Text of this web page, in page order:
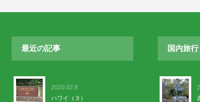
最近の記事
2020.02.8
ハワイ（３）
国内旅行